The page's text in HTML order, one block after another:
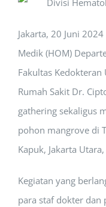
Jakarta, 20 Juni
Medik (HOM)
Fakultas Kedokteran
Rumah Sakit Dr.
gathering sekaligus
pohon mangrove di
Kapuk, Jakarta
Kegiatan yang
para staf dokter dan